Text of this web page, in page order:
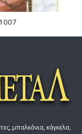
μπαλκόνια, κάγκελα,